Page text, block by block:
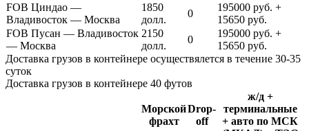
FOB Циндао —
Владивосток — Москва
1850
долл.
0
195000 руб. +
15650 руб.
FOB Пусан — Владивосток
— Москва
2150
долл.
0
195000 руб. +
15650 руб.
Доставка грузов в контейнере осуществялется в течение 30-35
суток
Доставка грузов в контейнере 40 футов
Морской
фрахт
Drop-
off
ж/д +
терминальные
+ авто по МСК